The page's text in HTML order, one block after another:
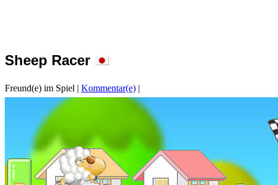
Sheep Racer
Freund(e) im Spiel | Kommentar(e) |